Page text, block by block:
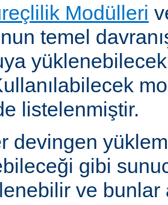
Modülleri
temel
yüklenebilecek
listelenmiştir.
devingen
gibi
ve bunlar